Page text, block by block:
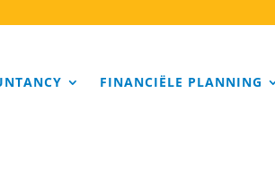
FINANCIËLE PLANNING